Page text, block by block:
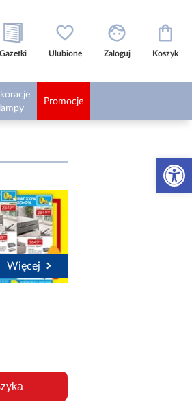
Otwórz
Gazetki Ulubione Zaloguj Koszyk
Promocje
Więcej